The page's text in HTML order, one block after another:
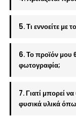
5. Τι εννοείτε
6. Το προϊόν μου
φωτογραφία;
7. Γιατί μπορεί
φυσικά υλικά